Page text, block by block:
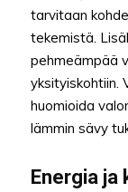
tarvitaan
tekemistä.
pehmeämpää
yksityiskohtiin.
huomioida
lämmin sävy
Energia ja